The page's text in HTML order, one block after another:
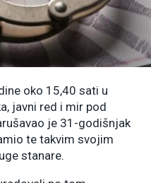
oko 15,40 sati u
javni red i mir pod
je 31-godišnjak
te takvim svojim
stanare.